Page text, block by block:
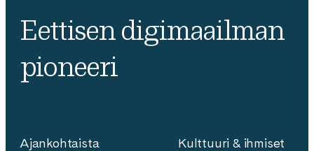
Eettisen digimaailman
pioneeri
Ajankohtaista Kulttuuri & ihmiset